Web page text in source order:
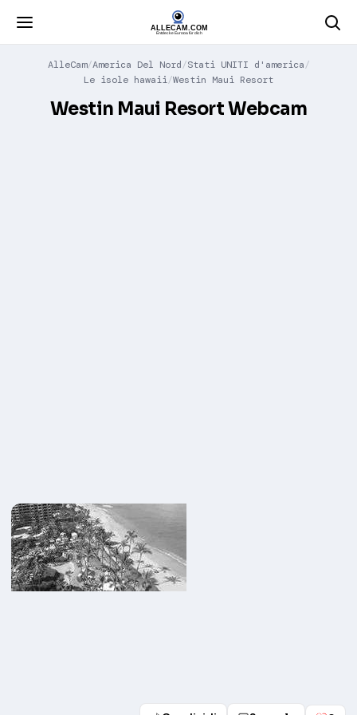
AlleCam America Del Nord Stati UNITI d'america
Le isole hawaii Westin Maui Resort
Westin Maui Resort Webcam